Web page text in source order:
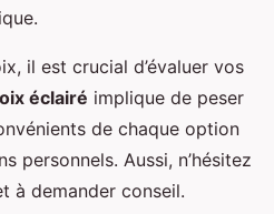
il est crucial d’évaluer vos
éclairé implique de peser
de chaque option
personnels. Aussi, n’hésitez
à demander conseil.